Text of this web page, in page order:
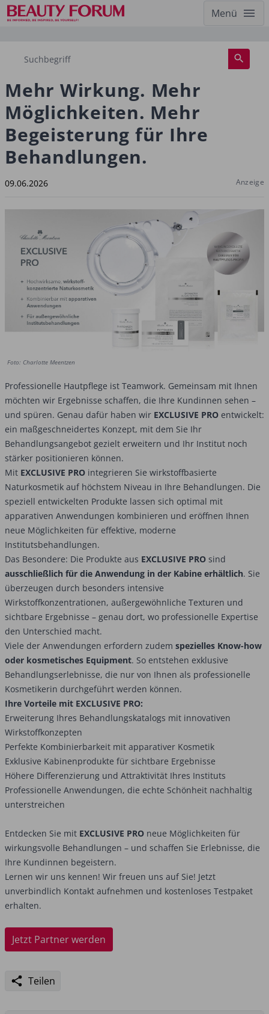
Menü
Mehr Wirkung. Mehr
Möglichkeiten. Mehr
Begeisterung für Ihre
Behandlungen.
09.06.2026 Anzeige
Foto: Charlotte Meentzen
Professionelle Hautpflege ist Teamwork. Gemeinsam mit Ihnen
möchten wir Ergebnisse schaffen, die Ihre Kundinnen sehen –
und spüren. Genau dafür haben wir EXCLUSIVE PRO entwickelt:
ein maßgeschneidertes Konzept, mit dem Sie Ihr
Behandlungsangebot gezielt erweitern und Ihr Institut noch
stärker positionieren können.
Mit EXCLUSIVE PRO integrieren Sie wirkstoffbasierte
Naturkosmetik auf höchstem Niveau in Ihre Behandlungen. Die
speziell entwickelten Produkte lassen sich optimal mit
apparativen Anwendungen kombinieren und eröffnen Ihnen
neue Möglichkeiten für effektive, moderne
Institutsbehandlungen.
Das Besondere: Die Produkte aus EXCLUSIVE PRO sind
ausschließlich für die Anwendung in der Kabine erhältlich. Sie
überzeugen durch besonders intensive
Wirkstoffkonzentrationen, außergewöhnliche Texturen und
sichtbare Ergebnisse – genau dort, wo professionelle Expertise
den Unterschied macht.
Viele der Anwendungen erfordern zudem spezielles Know-how
oder kosmetisches Equipment. So entstehen exklusive
Behandlungserlebnisse, die nur von Ihnen als professionelle
Kosmetikerin durchgeführt werden können.
Ihre Vorteile mit EXCLUSIVE PRO:
Erweiterung Ihres Behandlungskatalogs mit innovativen
Wirkstoffkonzepten
Perfekte Kombinierbarkeit mit apparativer Kosmetik
Exklusive Kabinenprodukte für sichtbare Ergebnisse
Höhere Differenzierung und Attraktivität Ihres Instituts
Professionelle Anwendungen, die echte Schönheit nachhaltig
unterstreichen
Entdecken Sie mit EXCLUSIVE PRO neue Möglichkeiten für
wirkungsvolle Behandlungen – und schaffen Sie Erlebnisse, die
Ihre Kundinnen begeistern.
Lernen wir uns kennen! Wir freuen uns auf Sie! Jetzt
unverbindlich Kontakt aufnehmen und kostenloses Testpaket
erhalten.
Jetzt Partner werden
Teilen